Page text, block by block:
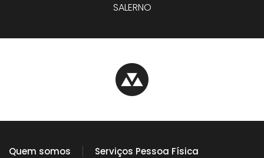
SALERNO
Quem somos
Serviços Pessoa Física